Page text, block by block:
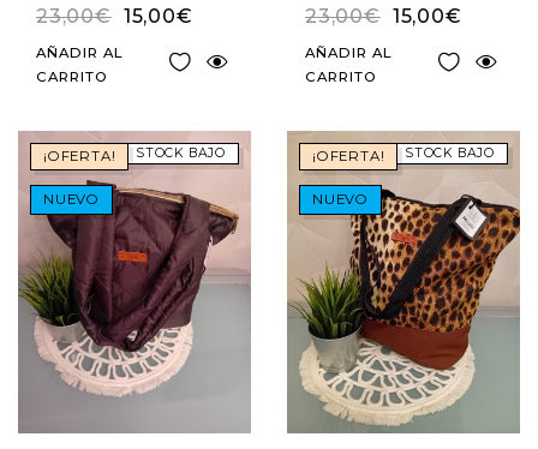
23,00€ 15,00€
AÑADIR AL
CARRITO
23,00€ 15,00€
AÑADIR AL
CARRITO
¡OFERTA! STOCK BAJO
NUEVO
¡OFERTA! STOCK BAJO
NUEVO